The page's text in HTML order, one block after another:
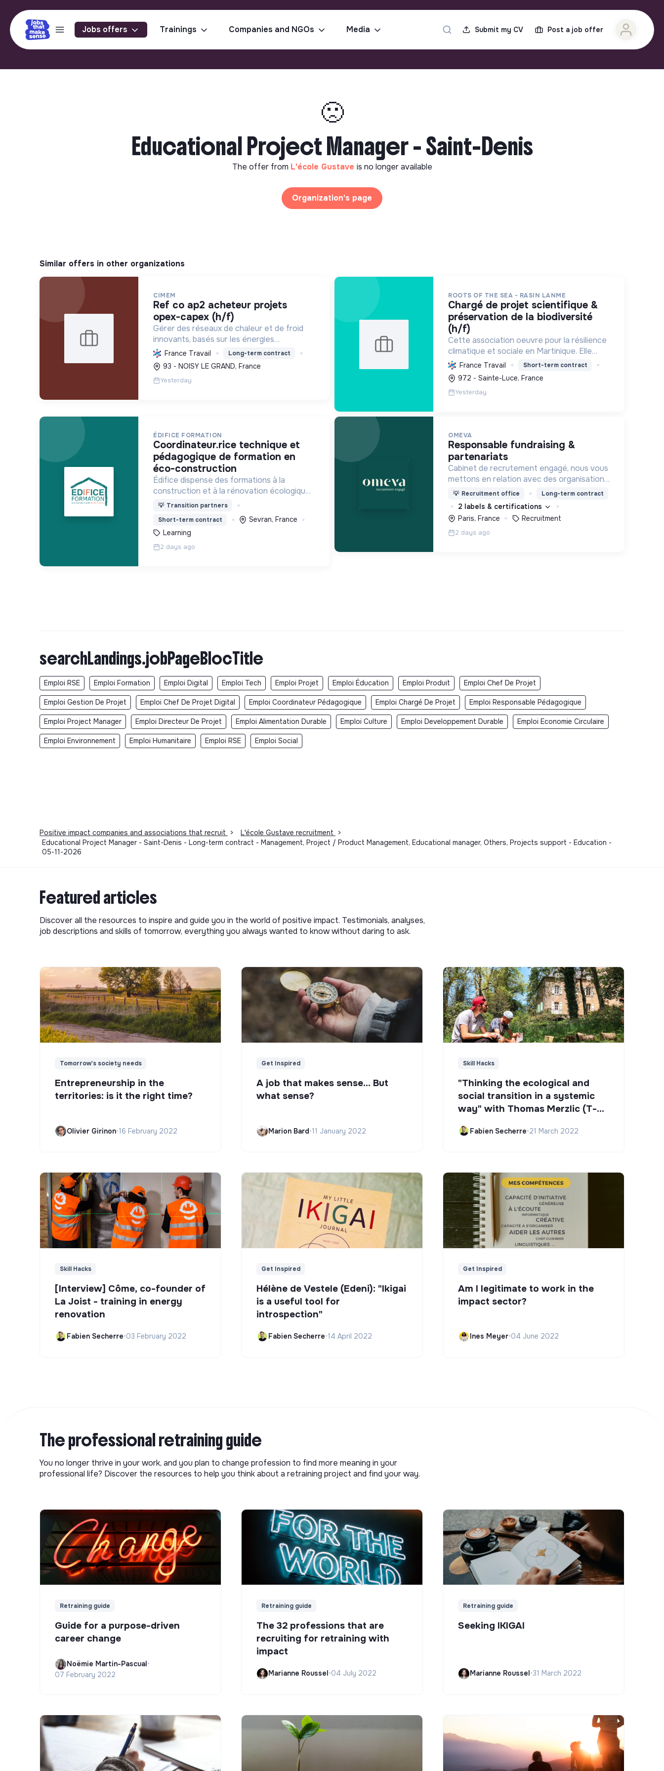
Jobs offers Trainings Companies and NGOs Media Submit my CV Post a job offer
🙁
Educational Project Manager - Saint-Denis
The offer from L'école Gustave is no longer available
Organization's page
Similar offers in other organizations
CIMEM
ref co ap2 acheteur projets
opex-capex (h/f)
Gérer des réseaux de chaleur et de froid
innovants, basés sur les énergies
renouvelables et la récupération, pour
décarboner l'énergie, améliorer l'efficacité
et réduire les coûts, contribuant ainsi à...
France Travail Long-term contract
93 - NOISY LE GRAND, France
Yesterday
ROOTS OF THE SEA - RASIN LANME
chargé de projet scientifique &
préservation de la biodiversité
(h/f)
Cette association oeuvre pour la résilience
climatique et sociale en Martinique. Elle
protège et restaure les écosystèmes
marins et côtiers, sensibilise le public et
mobilise les citoyens pour un aven...
France Travail Short-term contract
972 - Sainte-Luce, France
Yesterday
ÉDIFICE FORMATION
coordinateur.rice technique et
pédagogique de formation en
éco-construction
Édifice dispense des formations à la
construction et à la rénovation écologiques
et au réemploi dans le bâtiment. Nos
activité et des demandeurs d'emploi.
💡 Transition partners
Short-term contract
Sevran, France
Learning
2 days ago
OMEVA
responsable fundraising &
partenariats
Cabinet de recrutement engagé, nous vous
mettons en relation avec des organisations
soucieuses de leurs impacts, afin d'œuvrer
ensemble pour un futur souhaitable.
💡 Recruitment office Long-term contract
2 labels & certifications
Paris, France
Recruitment
2 days ago
searchLandings.jobPageBlocTitle
Emploi RSE Emploi Formation Emploi Digital Emploi Tech Emploi Projet Emploi Éducation Emploi Produit Emploi Chef De Projet
Emploi Gestion De Projet Emploi Chef De Projet Digital Emploi Coordinateur Pédagogique Emploi Chargé De Projet Emploi Responsable Pédagogique
Emploi Project Manager Emploi Directeur De Projet Emploi Alimentation Durable Emploi Culture Emploi Developpement Durable Emploi Economie Circulaire
Emploi Environnement Emploi Humanitaire Emploi RSE Emploi Social
Positive impact companies and associations that recruit > L'école Gustave recruitment
>
Educational Project Manager - Saint-Denis - Long-term contract - Management, Project / Product Management, Educational manager, Others, Projects support - Education -
05-11-2026
Featured articles
Discover all the resources to inspire and guide you in the world of positive impact. Testimonials, analyses,
job descriptions and skills of tomorrow, everything you always wanted to know without daring to ask.
Tomorrow's society needs
Entrepreneurship in the
territories: is it the right time?
Olivier Girinon•16 February 2022
Get Inspired
A job that makes sense... But
what sense?
Marion Bard•11 January 2022
Skill Hacks
"Thinking the ecological and
social transition in a systemic
way" with Thomas Merzlic (T-
Fabien Secherre•21 March 2022
Skill Hacks
[Interview] Côme, co-founder of
La Joist - training in energy
renovation
Fabien Secherre•03 February 2022
Get Inspired
Hélène de Vestele (Edeni): "Ikigai
is a useful tool for
introspection"
Fabien Secherre•14 April 2022
Get Inspired
Am I legitimate to work in the
impact sector?
Ines Meyer•04 June 2022
The professional retraining guide
You no longer thrive in your work, and you plan to change profession to find more meaning in your
professional life? Discover the resources to help you think about a retraining project and find your way.
Retraining guide
Guide for a purpose-driven
career change
Noëmie Martin-Pascual•
07 February 2022
Retraining guide
The 32 professions that are
recruiting for retraining with
impact
Marianne Roussel•04 July 2022
Retraining guide
Seeking IKIGAI
Marianne Roussel•31 March 2022